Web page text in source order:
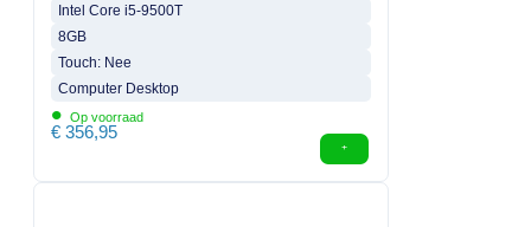
Intel Core i5-9500T
8GB
Touch: Nee
Computer Desktop
• Op voorraad
€ 356,95